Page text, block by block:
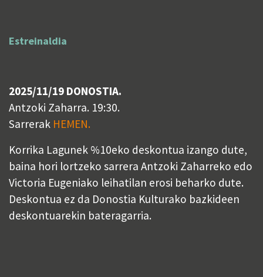
Estreinaldia
2025/11/19 DONOSTIA.
Antzoki Zaharra. 19:30.
Sarrerak HEMEN.
Korrika Lagunek %10eko deskontua izango dute,
baina hori lortzeko sarrera Antzoki Zaharreko edo
Victoria Eugeniako leihatilan erosi beharko dute.
Deskontua ez da Donostia Kulturako bazkideen
deskontuarekin bateragarria.